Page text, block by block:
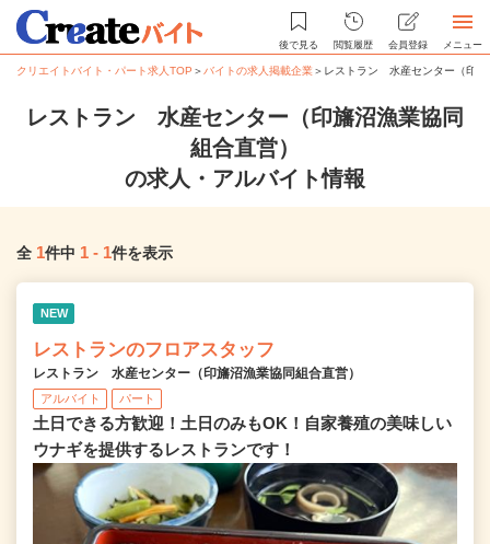
後で見る 閲覧履歴 会員登録 メニュー
クリエイトバイト・パート求人TOP ＞ バイトの求人掲載企業＞ レストラン 水産センター（印旛
レストラン 水産センター（印旛沼漁業協同
組合直営）
の求人・アルバイト情報
全 1件中 1 - 1件を表示
NEW
レストランのフロアスタッフ
レストラン 水産センター（印旛沼漁業協同組合直営）
アルバイト パート
土日できる方歓迎！土日のみもOK！自家養殖の美味しい
ウナギを提供するレストランです！